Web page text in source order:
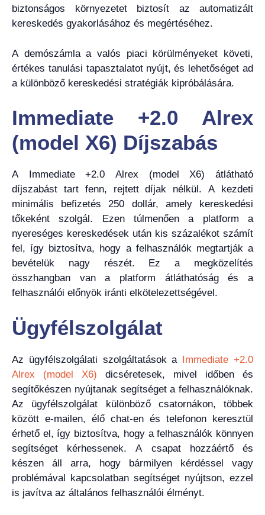
biztonságos környezetet biztosít az automatizált
kereskedés gyakorlásához és megértéséhez.
A demószámla a valós piaci körülményeket követi,
értékes tanulási tapasztalatot nyújt, és lehetőséget ad
a különböző kereskedési stratégiák kipróbálására.
Immediate +2.0 Alrex
(model X6) Díjszabás
A Immediate +2.0 Alrex (model X6) átlátható
díjszabást tart fenn, rejtett díjak nélkül. A kezdeti
minimális befizetés 250 dollár, amely kereskedési
tőkeként szolgál. Ezen túlmenően a platform a
nyereséges kereskedések után kis százalékot számít
fel, így biztosítva, hogy a felhasználók megtartják a
bevételük nagy részét. Ez a megközelítés
összhangban van a platform átláthatóság és a
felhasználói előnyök iránti elkötelezettségével.
Ügyfélszolgálat
Az ügyfélszolgálati szolgáltatások a Immediate +2.0
Alrex (model X6) dicséretesek, mivel időben és
segítőkészen nyújtanak segítséget a felhasználóknak.
Az ügyfélszolgálat különböző csatornákon, többek
között e-mailen, élő chat-en és telefonon keresztül
érhető el, így biztosítva, hogy a felhasználók könnyen
segítséget kérhessenek. A csapat hozzáértő és
készen áll arra, hogy bármilyen kérdéssel vagy
problémával kapcsolatban segítséget nyújtson, ezzel
is javítva az általános felhasználói élményt.